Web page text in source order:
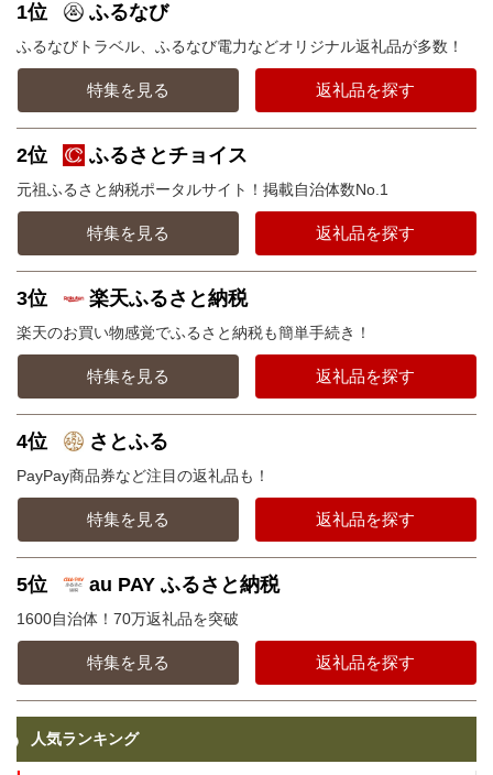
1位 ふるなび
ふるなびトラベル、ふるなび電力などオリジナル返礼品が多数！
特集を見る 返礼品を探す
2位 ふるさとチョイス
元祖ふるさと納税ポータルサイト！掲載自治体数No.1
特集を見る 返礼品を探す
3位 楽天ふるさと納税
楽天のお買い物感覚でふるさと納税も簡単手続き！
特集を見る 返礼品を探す
4位 さとふる
PayPay商品券など注目の返礼品も！
特集を見る 返礼品を探す
5位 au PAY ふるさと納税
1600自治体！70万返礼品を突破
特集を見る 返礼品を探す
人気ランキング